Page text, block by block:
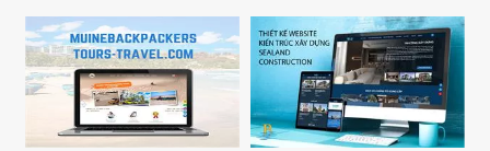
B2B bị đối thủ có website
chuyên nghiệp hơn giành
mất, dù năng lực kỹ thuật
của bạn hoàn toàn vượt
định hướng trở thành một
công cụ hỗ trợ bán hàng
thực tế.